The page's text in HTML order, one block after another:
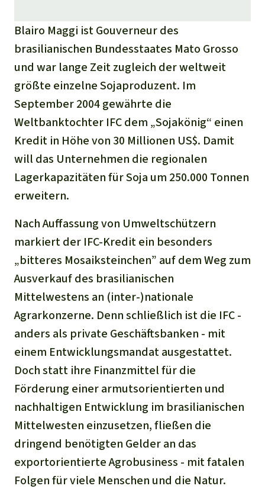
Fleisch und Soja
Landraub
Wilderei
Staudämme
Straßen
Zement und Beton
Indonesia
Lateinamerika
Blairo Maggi ist Gouverneur des
brasilianischen Bundesstaates Mato Grosso
und war lange Zeit zugleich der weltweit
größte einzelne Sojaproduzent. Im
September 2004 gewährte die
Weltbanktochter IFC dem „Sojakönig“ einen
Kredit in Höhe von 30 Millionen US$. Damit
will das Unternehmen die regionalen
Lagerkapazitäten für Soja um 250.000 Tonnen
erweitern.
Nach Auffassung von Umweltschützern
markiert der IFC-Kredit ein besonders
„bitteres Mosaiksteinchen” auf dem Weg zum
Ausverkauf des brasilianischen
Mittelwestens an (inter-)nationale
Agrarkonzerne. Denn schließlich ist die IFC -
anders als private Geschäftsbanken - mit
einem Entwicklungsmandat ausgestattet.
Doch statt ihre Finanzmittel für die
Förderung einer armutsorientierten und
nachhaltigen Entwicklung im brasilianischen
Mittelwesten einzusetzen, fließen die
dringend benötigten Gelder an das
exportorientierte Agrobusiness - mit fatalen
Folgen für viele Menschen und die Natur.